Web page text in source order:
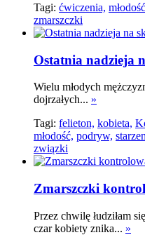
Tagi: ćwiczenia,
zmarszczki
Ostatnia nadzieja
Wielu młodych
dojrzałych... »
Tagi: felieton, kobieta,
młodość, podryw,
związki
Zmarszczki
Przez chwilę łudziłam
czar kobiety znika... »